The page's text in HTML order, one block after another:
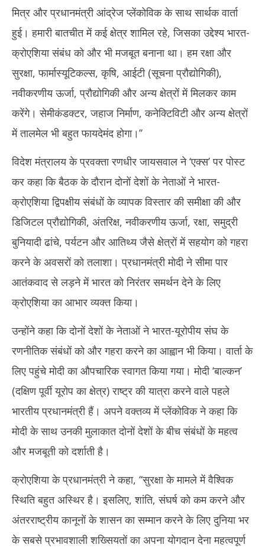
मित्र और प्रधानमंत्री आंद्रेज प्लेंकोविक के साथ सार्थक वार्ता
हुई। हमारी बातचीत में कई क्षेत्र शामिल रहे, जिसका उद्देश्य भारत-
क्रोएशिया संबंध को और भी मजबूत बनाना था। हम रक्षा और
सुरक्षा, फार्मास्यूटिकल्स, कृषि, आईटी (सूचना प्रौद्योगिकी),
नवीकरणीय ऊर्जा, प्रौद्योगिकी और अन्य क्षेत्रों में मिलकर काम
करेंगे। सेमीकंडक्टर, जहाज निर्माण, कनेक्टिविटी और अन्य क्षेत्रों
में तालमेल भी बहुत फायदेमंद होगा।’’
विदेश मंत्रालय के प्रवक्ता रणधीर जायसवाल ने ‘एक्स’ पर पोस्ट
कर कहा कि बैठक के दौरान दोनों देशों के नेताओं ने भारत-
क्रोएशिया द्विपक्षीय संबंधों के व्यापक विस्तार की समीक्षा की और
डिजिटल प्रौद्योगिकी, अंतरिक्ष, नवीकरणीय ऊर्जा, रक्षा, समुद्री
बुनियादी ढांचे, पर्यटन और आतिथ्य जैसे क्षेत्रों में सहयोग को गहरा
करने के अवसरों को तलाशा। प्रधानमंत्री मोदी ने सीमा पार
आतंकवाद से लड़ने में भारत को निरंतर समर्थन देने के लिए
क्रोएशिया का आभार व्यक्त किया।
उन्होंने कहा कि दोनों देशों के नेताओं ने भारत-यूरोपीय संघ के
रणनीतिक संबंधों को और गहरा करने का आह्वान भी किया। वार्ता के
लिए पहुंचे मोदी का औपचारिक स्वागत किया गया। मोदी ‘बाल्कन’
(दक्षिण पूर्वी यूरोप का क्षेत्र) राष्ट्र की यात्रा करने वाले पहले
भारतीय प्रधानमंत्री हैं। अपने वक्तव्य में प्लेंकोविक ने कहा कि
मोदी के साथ उनकी मुलाकात दोनों देशों के बीच संबंधों के महत्व
और मजबूती को दर्शाती है।
क्रोएशिया के प्रधानमंत्री ने कहा, ‘‘सुरक्षा के मामले में वैश्विक
स्थिति बहुत अस्थिर है। इसलिए, शांति, संघर्ष को कम करने और
अंतरराष्ट्रीय कानूनों के शासन का सम्मान करने के लिए दुनिया भर
के सबसे प्रभावशाली शख्सियतों का अपना योगदान देना महत्वपूर्ण